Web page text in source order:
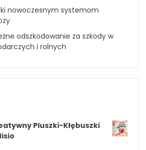
nowoczesnym systemom
odszkodowanie za szkody w
i rolnych
Pluszki-Kłębuszki